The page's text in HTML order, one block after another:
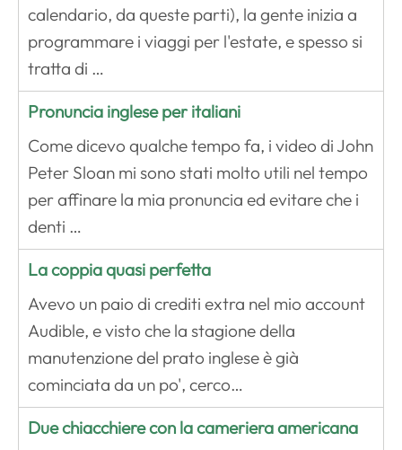
calendario, da queste parti), la gente inizia a
programmare i viaggi per l'estate, e spesso si
tratta di …
Pronuncia inglese per italiani
Come dicevo qualche tempo fa, i video di John
Peter Sloan mi sono stati molto utili nel tempo
per affinare la mia pronuncia ed evitare che i
denti …
La coppia quasi perfetta
Avevo un paio di crediti extra nel mio account
Audible, e visto che la stagione della
manutenzione del prato inglese è già
cominciata da un po', cerco…
Due chiacchiere con la cameriera americana